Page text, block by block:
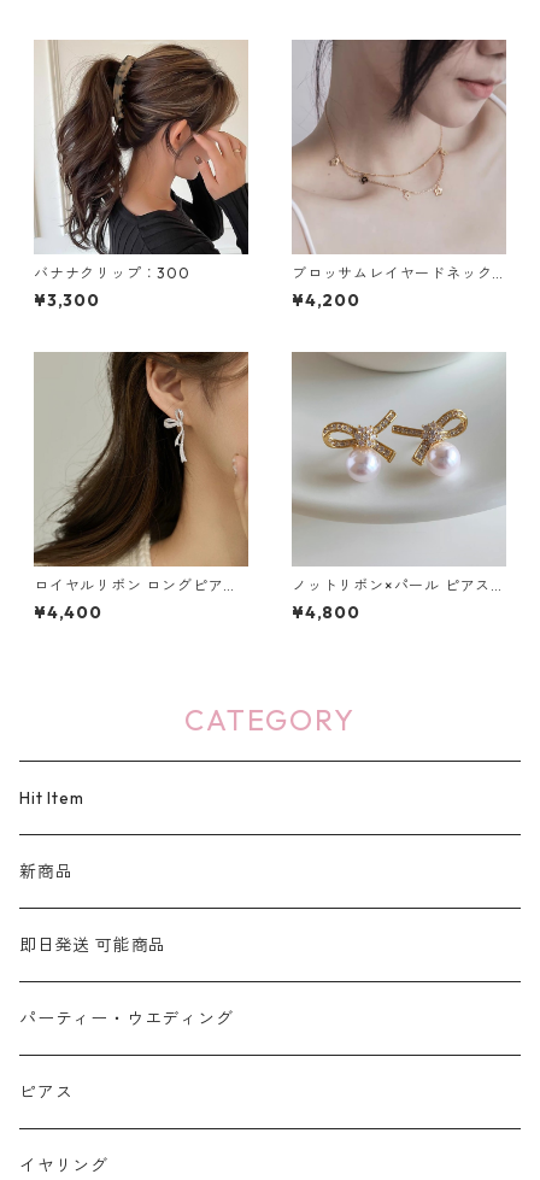
バナナクリップ：300
¥3,300
ブロッサムレイヤードネック
レス：666
¥4,200
ロイヤルリボン ロングピア
ス・イヤリング：651
¥4,400
ノットリボン×パール ピアス：
650
¥4,800
CATEGORY
Hit Item
新商品
即日発送 可能商品
パーティー・ウエディング
ピアス
イヤリング